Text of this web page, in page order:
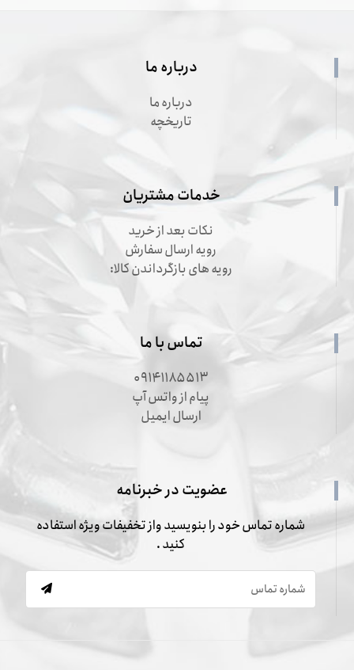
درباره ما
درباره ما
تاریخچه
خدمات مشتریان
نکات بعد از خرید
رویه ارسال سفارش
رویه های بازگرداندن کالا:
تماس با ما
۰۹۱۴۱۱۸۵۵۱۳
پیام از واتس آپ
ارسال ایمیل
عضویت در خبرنامه
شماره تماس خود را بنویسید واز تخفیفات ویژه استفاده
کنید .